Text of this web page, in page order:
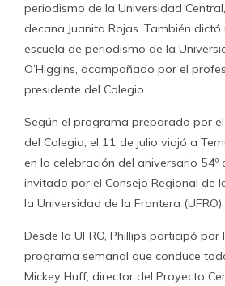
periodismo de la Universidad
decana Juanita Rojas. También
escuela de periodismo de la
O’Higgins, acompañado por el
presidente del Colegio.
Según el programa preparado por
del Colegio, el 11 de julio viajó a
en la celebración del aniversario 54º
invitado por el Consejo Regional de
la Universidad de la Frontera (UFRO).
Desde la UFRO, Phillips participó por
programa semanal que conduce
Mickey Huff, director del Proyecto